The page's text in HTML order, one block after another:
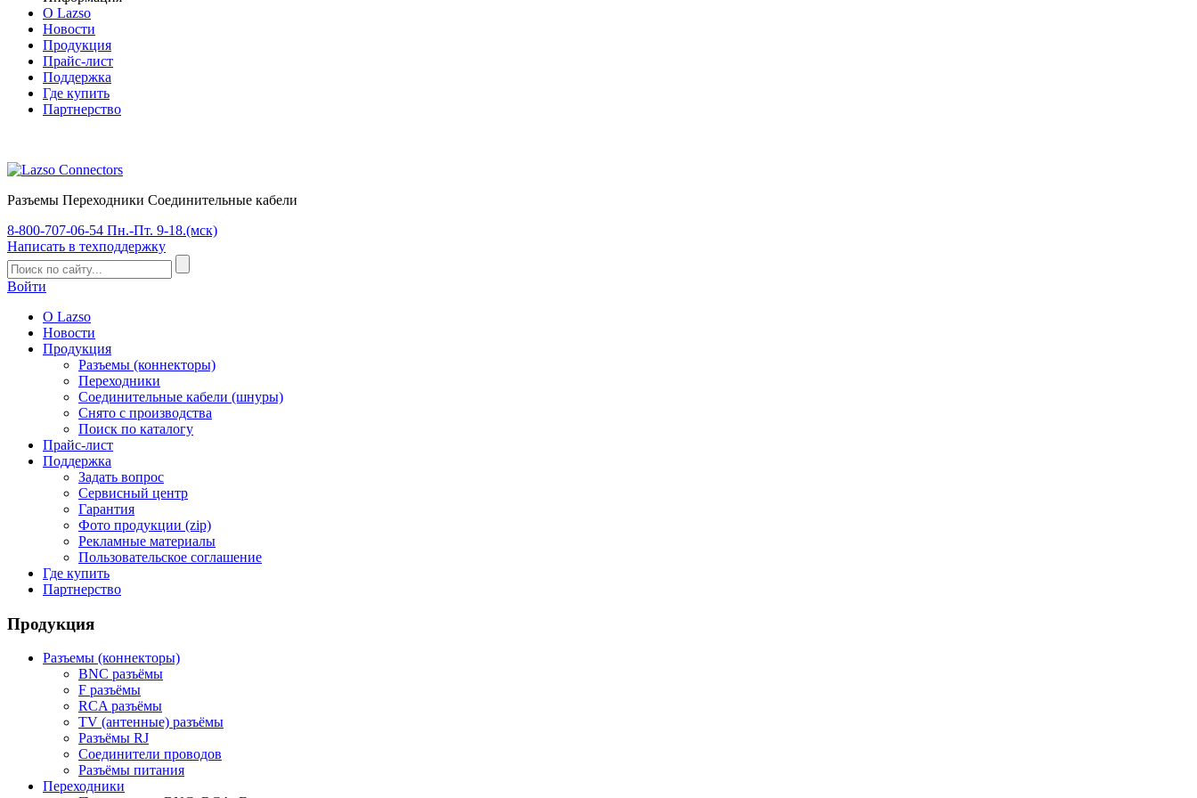
О Lazso
Новости
Продукция
Прайс-лист
Поддержка
Где купить
Партнерство
Разъемы Переходники Соединительные кабели
8-800-707-06-54 Пн.-Пт. 9-18.(мск)
Написать в техподдержку
Войти
О Lazso
Новости
Продукция
Разъемы (коннекторы)
Переходники
Соединительные кабели (шнуры)
Снято с производства
Поиск по каталогу
Прайс-лист
Поддержка
Задать вопрос
Сервисный центр
Гарантия
Фото продукции (zip)
Рекламные материалы
Пользовательское соглашение
Где купить
Партнерство
Продукция
Разъемы (коннекторы)
BNC разъёмы
F разъёмы
RCA разъёмы
TV (антенные) разъёмы
Разъёмы RJ
Соединители проводов
Разъёмы питания
Переходники